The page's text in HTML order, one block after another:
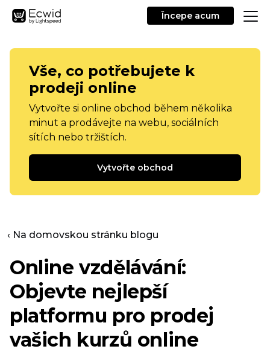
Începe acum
Vše, co potřebujete k
prodeji online
Vytvořte si online obchod během několika
minut a prodávejte na webu, sociálních
sítích nebo tržištích.
Vytvořte obchod
‹ Na domovskou stránku blogu
Online vzdělávání:
Objevte nejlepší
platformu pro prodej
vašich kurzů online